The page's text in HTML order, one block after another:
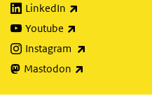
LinkedIn
Youtube
Instagram
Mastodon